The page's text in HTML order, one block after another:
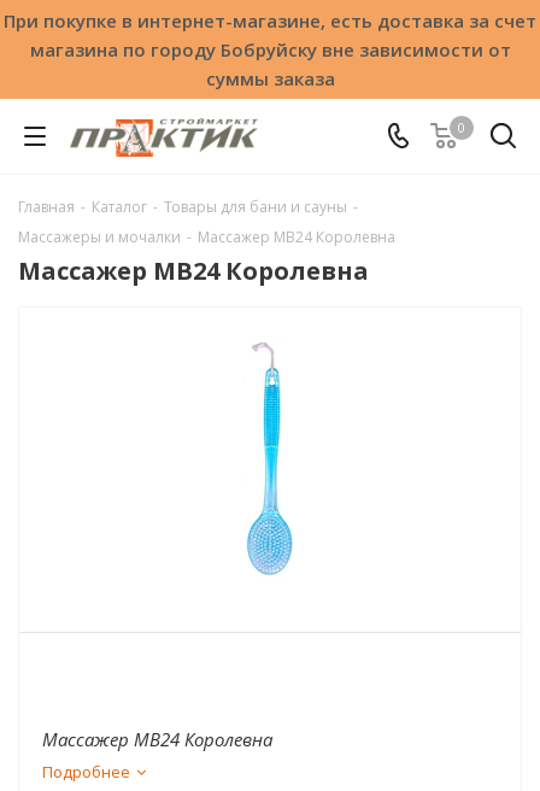
При покупке в интернет-магазине, есть доставка за счет
магазина по городу Бобруйску вне зависимости от
суммы заказа
0
Главная - Каталог - Товары для бани и сауны -
Массажеры и мочалки - Массажер МВ24 Королевна
Массажер МВ24 Королевна
Массажер МВ24 Королевна
Подробнее